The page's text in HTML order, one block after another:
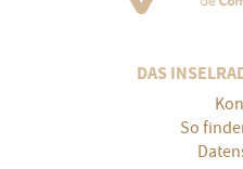
DAS
So